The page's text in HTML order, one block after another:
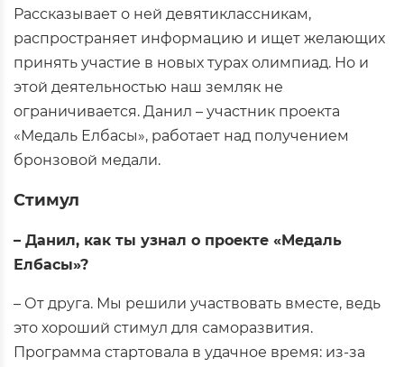
Рассказывает о ней девятиклассникам,
распространяет информацию и ищет желающих
принять участие в новых турах олимпиад. Но и
этой деятельностью наш земляк не
ограничивается. Данил – участник проекта
«Медаль Елбасы», работает над получением
бронзовой медали.
Стимул
– Данил, как ты узнал о проекте «Медаль
Елбасы»?
– От друга. Мы решили участвовать вместе, ведь
это хороший стимул для саморазвития.
Программа стартовала в удачное время: из-за